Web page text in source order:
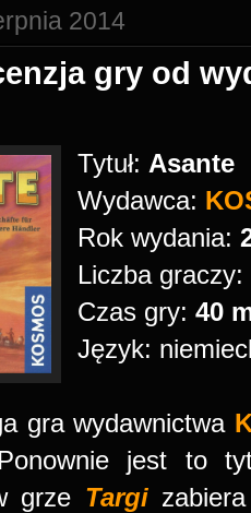
2014
gry od
Tytuł: Asante
Wydawca:
Rok wydania:
Liczba graczy:
Czas gry: 40
Język:
gra wydawnictwa
jest to
grze Targi